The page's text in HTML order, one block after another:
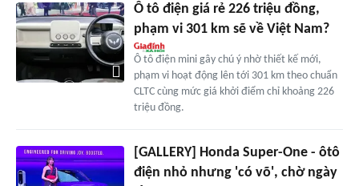
Ô tô điện giá rẻ 226 triệu đồng,
phạm vi 301 km sẽ về Việt Nam?
Ô tô điện mini gây chú ý nhờ thiết kế mới,
phạm vi hoạt động lên tới 301 km theo chuẩn
CLTC cùng mức giá khởi điểm chỉ khoảng 226
triệu đồng.
[GALLERY] Honda Super-One - ôtô
điện nhỏ nhưng 'có võ', chờ ngày